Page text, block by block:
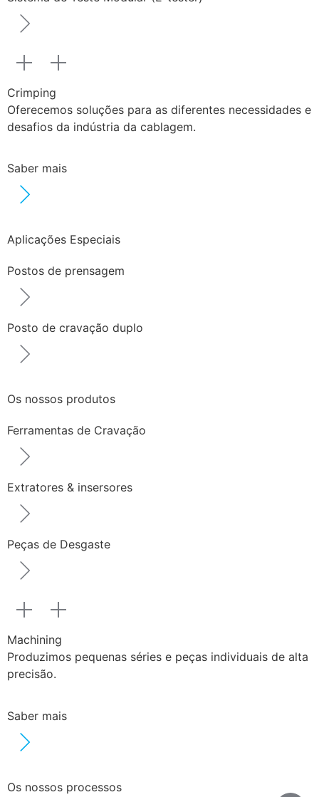
Crimping
Oferecemos soluções para as diferentes necessidades e
desafios da indústria da cablagem.
Saber mais
Aplicações Especiais
Postos de prensagem
Posto de cravação duplo
Os nossos produtos
Ferramentas de Cravação
Extratores & insersores
Peças de Desgaste
Machining
Produzimos pequenas séries e peças individuais de alta
precisão.
Saber mais
Os nossos processos